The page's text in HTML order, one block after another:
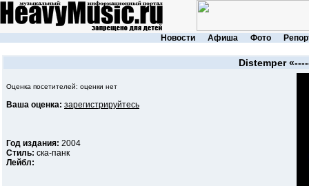
Новости Афиша Фото
Distemper
Оценка посетителей: оценки нет
Ваша оценка: зарегистрируйтесь
Год издания: 2004
Стиль: ска-панк
Лейбл: